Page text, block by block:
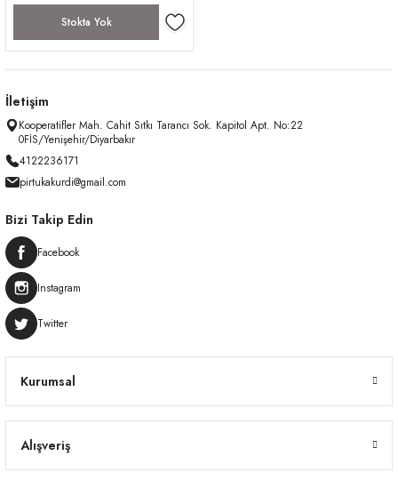
Stokta Yok
İletişim
Kooperatifler Mah. Cahit Sıtkı Tarancı Sok. Kapitol Apt. No:22
0FİS/Yenişehir/Diyarbakır
4122236171
pirtukakurdi@gmail.com
Kurumsal
Alışveriş
Bizi Takip Edin
Facebook
Instagram
Twitter